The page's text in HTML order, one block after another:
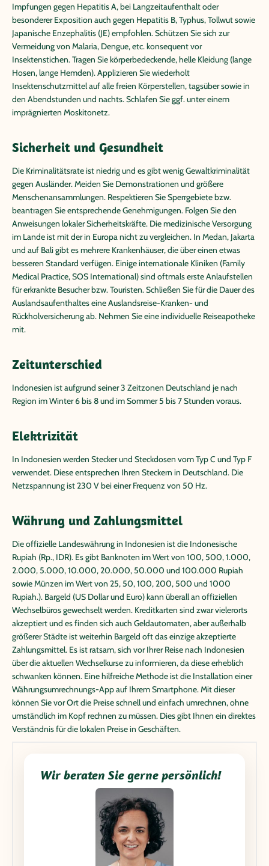
Impfungen gegen Hepatitis A, bei Langzeitaufenthalt oder
besonderer Exposition auch gegen Hepatitis B, Typhus, Tollwut sowie
Japanische Enzephalitis (JE) empfohlen. Schützen Sie sich zur
Vermeidung von Malaria, Dengue, etc. konsequent vor
Insektenstichen. Tragen Sie körperbedeckende, helle Kleidung (lange
Hosen, lange Hemden). Applizieren Sie wiederholt
Insektenschutzmittel auf alle freien Körperstellen, tagsüber sowie in
den Abendstunden und nachts. Schlafen Sie ggf. unter einem
imprägnierten Moskitonetz.
Sicherheit und Gesundheit
Die Kriminalitätsrate ist niedrig und es gibt wenig Gewaltkriminalität
gegen Ausländer. Meiden Sie Demonstrationen und größere
Menschenansammlungen. Respektieren Sie Sperrgebiete bzw.
beantragen Sie entsprechende Genehmigungen. Folgen Sie den
Anweisungen lokaler Sicherheitskräfte. Die medizinische Versorgung
im Lande ist mit der in Europa nicht zu vergleichen. In Medan, Jakarta
und auf Bali gibt es mehrere Krankenhäuser, die über einen etwas
besseren Standard verfügen. Einige internationale Kliniken (Family
Medical Practice, SOS International) sind oftmals erste Anlaufstellen
für erkrankte Besucher bzw. Touristen. Schließen Sie für die Dauer des
Auslandsaufenthaltes eine Auslandsreise-Kranken- und
Rückholversicherung ab. Nehmen Sie eine individuelle Reiseapotheke
mit.
Zeitunterschied
Indonesien ist aufgrund seiner 3 Zeitzonen Deutschland je nach
Region im Winter 6 bis 8 und im Sommer 5 bis 7 Stunden voraus.
Elektrizität
In Indonesien werden Stecker und Steckdosen vom Typ C und Typ F
verwendet. Diese entsprechen Ihren Steckern in Deutschland. Die
Netzspannung ist 230 V bei einer Frequenz von 50 Hz.
Währung und Zahlungsmittel
Die offizielle Landeswährung in Indonesien ist die Indonesische
Rupiah (Rp., IDR). Es gibt Banknoten im Wert von 100, 500, 1.000,
2.000, 5.000, 10.000, 20.000, 50.000 und 100.000 Rupiah
sowie Münzen im Wert von 25, 50, 100, 200, 500 und 1000
Rupiah.). Bargeld (US Dollar und Euro) kann überall an offiziellen
Wechselbüros gewechselt werden. Kreditkarten sind zwar vielerorts
akzeptiert und es finden sich auch Geldautomaten, aber außerhalb
größerer Städte ist weiterhin Bargeld oft das einzige akzeptierte
Zahlungsmittel. Es ist ratsam, sich vor Ihrer Reise nach Indonesien
über die aktuellen Wechselkurse zu informieren, da diese erheblich
schwanken können. Eine hilfreiche Methode ist die Installation einer
Währungsumrechnungs-App auf Ihrem Smartphone. Mit dieser
können Sie vor Ort die Preise schnell und einfach umrechnen, ohne
umständlich im Kopf rechnen zu müssen. Dies gibt Ihnen ein direktes
Verständnis für die lokalen Preise in Geschäften.
Wir beraten Sie gerne persönlich!